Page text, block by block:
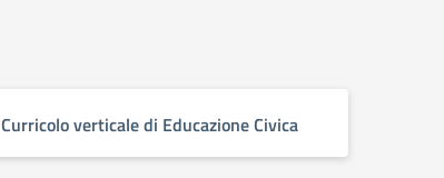
Curricolo verticale di Educazione Civica